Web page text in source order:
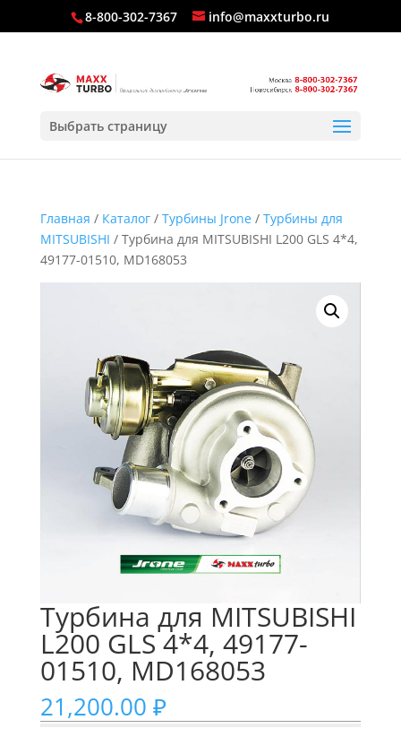
8-800-302-7367 info@maxxturbo.ru
Выбрать страницу
Главная / Каталог/ Турбины Jrone/ Турбины для
MITSUBISHI / Турбина для MITSUBISHI L200 GLS 4*4,
49177-01510, MD168053
Турбина для MITSUBISHI
L200 GLS 4*4, 49177-
01510, MD168053
21,200.00 ₽